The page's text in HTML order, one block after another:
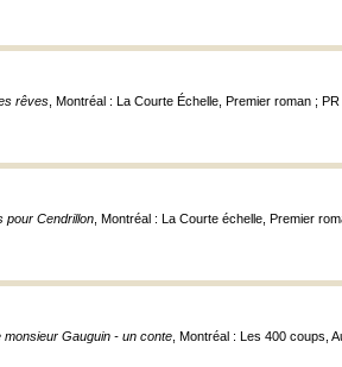
rêves , Montréal : La Courte Échelle, Premier roman ;
pour Cendrillon , Montréal : La Courte échelle, Premier
monsieur Gauguin - un conte , Montréal : Les 400 coups,